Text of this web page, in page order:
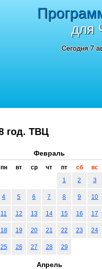
для
Сегодня 7
год. ТВЦ
Февраль
пн вт ср чт пт сб
вс
1
2 3
4 5 6 7 8 9 10
11 12 13 14 15 16 17
18 19 20 21 22 23 24
25 26 27 28 29
Апрель